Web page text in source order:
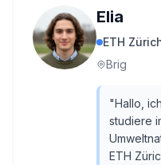
Elia
ETH
Brig
"Hallo,
studiere
ETH